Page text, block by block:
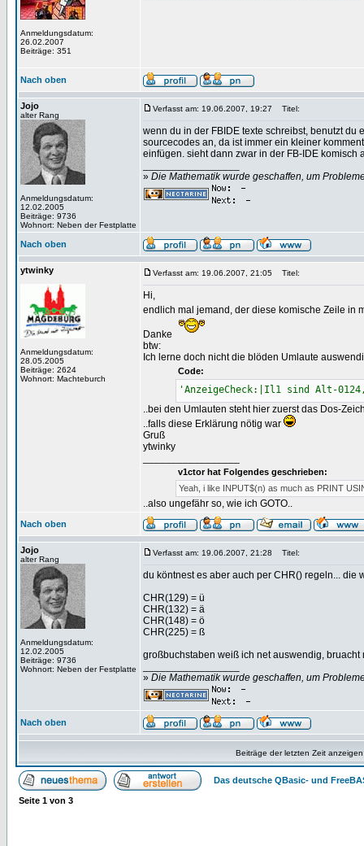
Anmeldungsdatum:
26.02.2007
Beiträge: 351
Nach oben
Jojo
alter Rang
Anmeldungsdatum:
12.02.2005
Beiträge: 9736
Wohnort: Neben der Festplatte
Verfasst am: 19.06.2007, 19:27 Titel:
wenn du in der FBIDE texte schreibst, benutzt
sourcecodes an, da ist immer ein kleiner
einfügen. sieht dann zwar in der FB-IDE komisch
» Die Mathematik wurde geschaffen, um
Nach oben
ytwinky
Anmeldungsdatum:
28.05.2005
Beiträge: 2624
Wohnort: Machteburch
Verfasst am: 19.06.2007, 21:05 Titel:
Hi,
endlich mal jemand, der diese komische Zeile in
Danke
btw:
Ich lerne doch nicht die blöden Umlaute
Code:
'AnzeigeCheck:|Il1 sind Alt-0124,
..bei den Umlauten steht hier zuerst das Dos-
..falls diese Erklärung nötig war
Gruß
ytwinky
v1ctor hat Folgendes geschrieben:
Yeah, i like INPUT$(n) as much as PRINT
..also ungefähr so, wie ich GOTO..
Nach oben
Jojo
alter Rang
Anmeldungsdatum:
12.02.2005
Beiträge: 9736
Wohnort: Neben der Festplatte
Verfasst am: 19.06.2007, 21:28 Titel:
du köntnest es aber auch per CHR() regeln... die
CHR(129) = ü
CHR(132) = ä
CHR(148) = ö
CHR(225) = ß
großbuchstaben weiß ich net auswendig, bruacht
» Die Mathematik wurde geschaffen, um
Nach oben
Beiträge der letzten Zeit
Das deutsche QBasic- und
Seite 1 von 3